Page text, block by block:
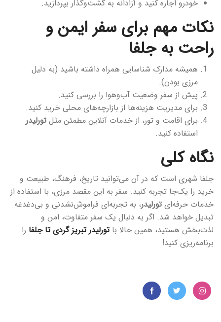
خودرو اجاره کنید و آزادانه به گشت‌وگذار بپردازید.
نکات مهم برای سفر ایمن و
راحت به جلفا
همیشه مدارک شناسایی همراه داشته باشید (به دلیل
مرزی بودن).
پیش از سفر وضعیت آب‌وهوا را بررسی کنید.
برای مدیریت هزینه‌ها از بازارچه‌های محلی خرید کنید.
برای اقامت و تور، از خدمات آنلاین مطمئن مثل تورلیدر
استفاده کنید.
نگاه کلی
جلفا شهری است که در آن می‌توانید تاریخ، فرهنگ، طبیعت و
خرید را یک‌جا تجربه کنید. سفر به این مقصد مرزی، با استفاده از
خدمات حرفه‌ای تورلیدر، به تجربه‌ای فراموش‌نشدنی و بی‌دغدغه
تبدیل خواهد شد. اگر به دنبال یک سفر متفاوت، امن و
لذت‌بخش هستید، همین حالا باتورلیدر تبریز گردی تا جلفا را
برنامه‌ریزی کنید!